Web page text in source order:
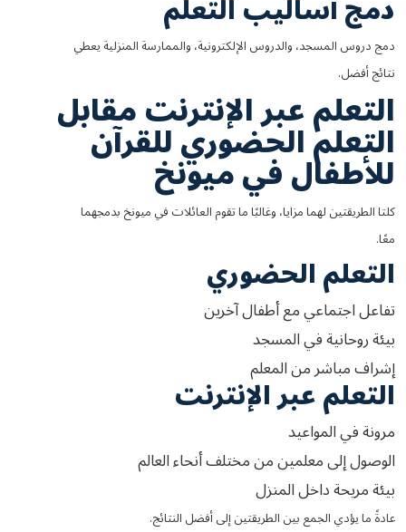
دمج أساليب التعلم
دمج دروس المسجد، والدروس الإلكترونية، والممارسة المنزلية يعطي
نتائج أفضل.
التعلم عبر الإنترنت مقابل
التعلم الحضوري للقرآن
للأطفال في ميونخ
كلتا الطريقتين لهما مزايا، وغالبًا ما تقوم العائلات في ميونخ بدمجهما
معًا.
التعلم الحضوري
تفاعل اجتماعي مع أطفال آخرين
بيئة روحانية في المسجد
إشراف مباشر من المعلم
التعلم عبر الإنترنت
مرونة في المواعيد
الوصول إلى معلمين من مختلف أنحاء العالم
بيئة مريحة داخل المنزل
عادةً ما يؤدي الجمع بين الطريقتين إلى أفضل النتائج.